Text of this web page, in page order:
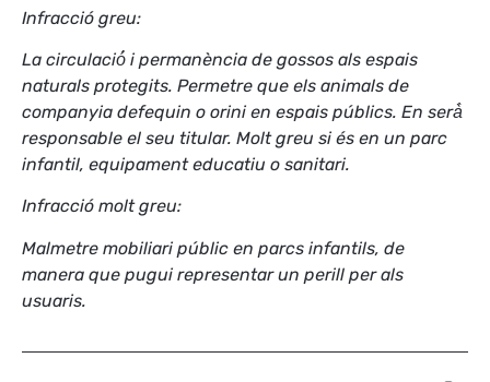
Infracció greu:
La circulació́ i permanència de gossos als espais
naturals protegits. Permetre que els animals de
companyia defequin o orini en espais públics. En serà̀
responsable el seu titular. Molt greu si és en un parc
infantil, equipament educatiu o sanitari.
Infracció molt greu:
Malmetre mobiliari públic en parcs infantils, de
manera que pugui representar un perill per als
usuaris.